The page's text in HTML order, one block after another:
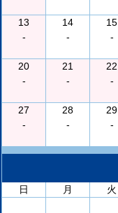
13
-
14
-
15
-
20
-
21
-
22
-
27
-
28
-
29
-
日
月 火